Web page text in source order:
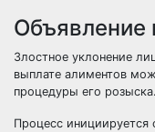
Объявление
Злостное уклонение
выплате алиментов
процедуры его розыска.
Процесс инициируется